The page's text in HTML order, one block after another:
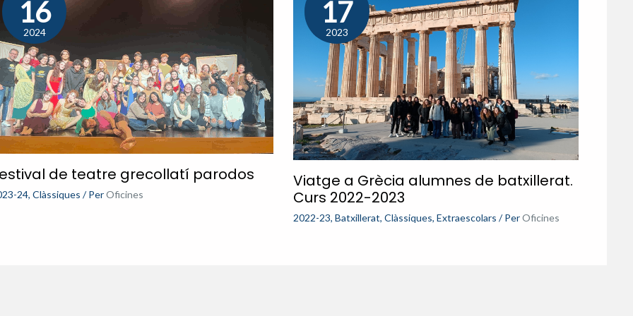
16
2024
de teatre grecollatí parodos
24, Clàssiques / PerOficines
17
2023
Viatge a Grècia alumnes de batxillerat.
Curs 2022-2023
2022-23,Batxillerat,Clàssiques,Extraescolars / Per Oficines